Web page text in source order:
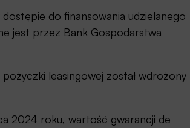
do finansowania udzielanego
jest przez Bank Gospodarstwa
leasingowej został wdrożony
2024 roku, wartość gwarancji de